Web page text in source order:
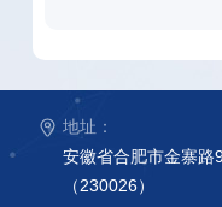
地址：
安徽省合肥市金寨路
（230026）